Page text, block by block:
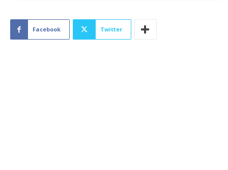
Facebook Twitter